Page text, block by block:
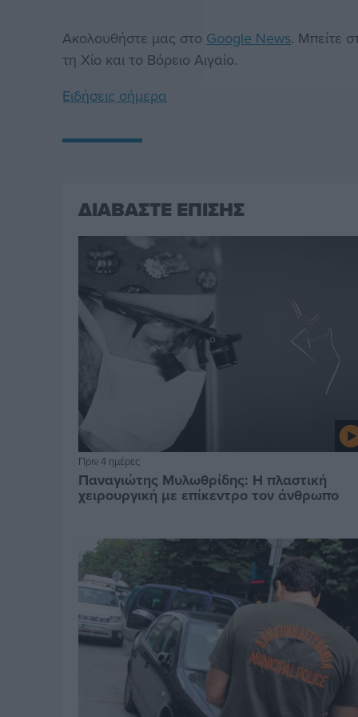
Ακολουθήστε μας στο Google News. Μπείτε
τη Χίο και το Βόρειο Αιγαίο.
Ειδήσεις σήμερα
ΔΙΑΒΑΣΤΕ ΕΠΙΣΗΣ
Πριν 4 ημέρες
Παναγιώτης Μυλωθρίδης: Η πλαστική
χειρουργική με επίκεντρο τον άνθρωπο